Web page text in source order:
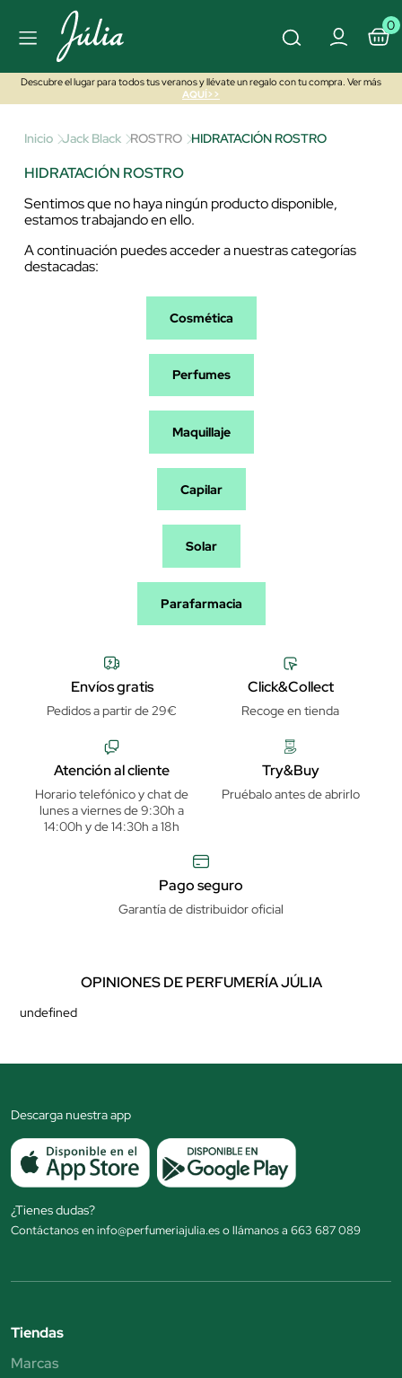
0
Descubre el lugar para todos tus veranos y llévate un regalo con tu compra. Ver más
AQUÍ>>
Inicio Jack Black ROSTRO HIDRATACIÓN ROSTRO
HIDRATACIÓN ROSTRO
Sentimos que no haya ningún producto disponible,
estamos trabajando en ello.
A continuación puedes acceder a nuestras categorías
destacadas:
Cosmética
Perfumes
Maquillaje
Capilar
Solar
Parafarmacia
Envíos gratis
Pedidos a partir de 29€
Click&Collect
Recoge en tienda
Atención al cliente
Horario telefónico y chat de
lunes a viernes de 9:30h a
14:00h y de 14:30h a 18h
Try&Buy
Pruébalo antes de abrirlo
Pago seguro
Garantía de distribuidor oficial
OPINIONES DE PERFUMERÍA JÚLIA
undefined
Descarga nuestra app
¿Tienes dudas?
Contáctanos en info@perfumeriajulia.es o llámanos a 663 687 089
Tiendas
Marcas